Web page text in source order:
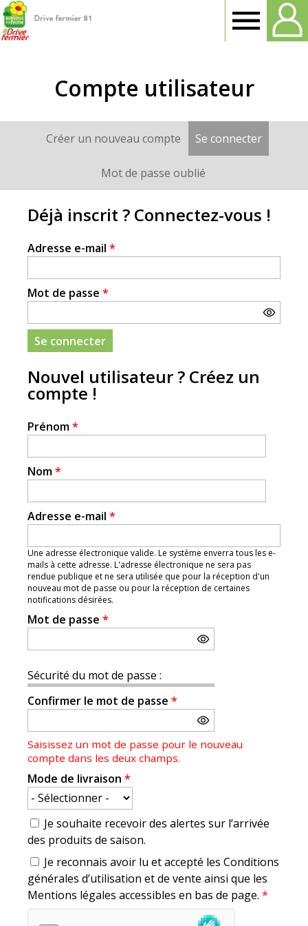
Tarn
Compte utilisateur
OngletsCréer un nouveau compte Se connecter(onglet
Mot de passe oublié
Déjà inscrit ? Connectez-vous !
Adresse e-mail *
Mot de passe *
Nouvel utilisateur ? Créez un
compte !
Prénom*
Nom*
Adresse e-mail *
Une adresse électronique valide. Le système enverra tous les e-
mails à cette adresse. L'adresse électronique ne sera pas
rendue publique et ne sera utilisée que pour la réception d'un
nouveau mot de passe ou pour la réception de certaines
notifications désirées.
Mot de passe *
Sécurité du mot de passe :
Confirmer le mot de passe *
Saisissez un mot de passe pour le nouveau
compte dans les deux champs.
Mode de livraison *
Je souhaite recevoir des alertes sur l’arrivée
des produits de saison.
Je reconnais avoir lu et accepté les Conditions
générales d’utilisation et de vente ainsi que les
Mentions légales accessibles en bas de page. *